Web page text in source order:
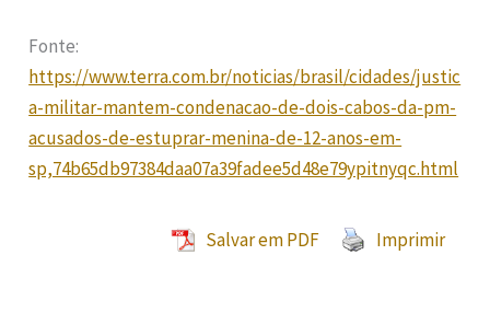
Fonte:
https://www.terra.com.br/noticias/brasil/cidades/justic
a-militar-mantem-condenacao-de-dois-cabos-da-pm-
acusados-de-estuprar-menina-de-12-anos-em-
sp,74b65db97384daa07a39fadee5d48e79ypitnyqc.html
Salvar em PDF Imprimir